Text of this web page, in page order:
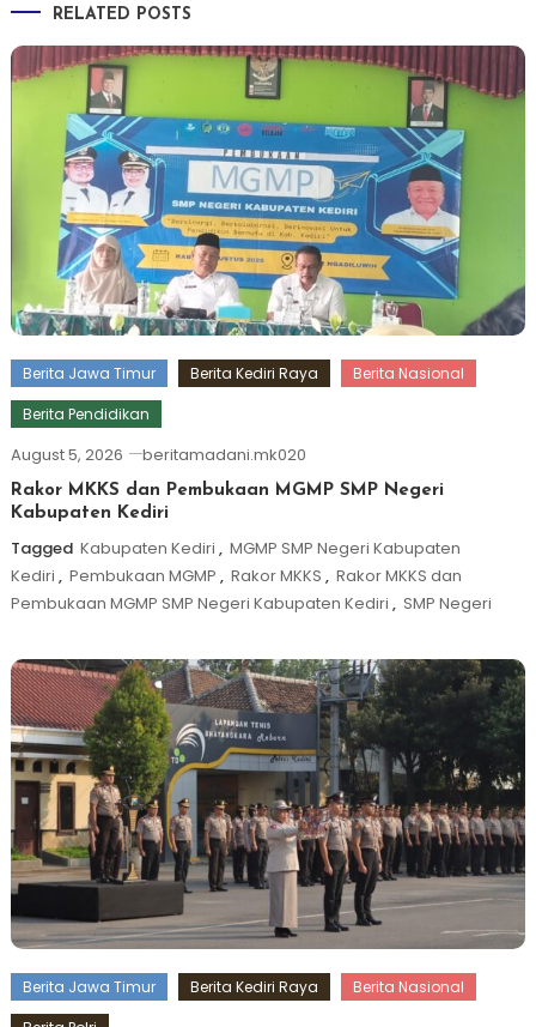
RELATED POSTS
Berita Jawa Timur Berita Kediri Raya
Berita Nasional
Berita Pendidikan
August 5, 2026 beritamadani.mk020
Rakor MKKS dan Pembukaan MGMP SMP Negeri
Kabupaten Kediri
Tagged Kabupaten Kediri , MGMP SMP Negeri Kabupaten
Kediri , Pembukaan MGMP , Rakor MKKS , Rakor MKKS dan
Pembukaan MGMP SMP Negeri Kabupaten Kediri , SMP Negeri
Berita Jawa Timur Berita Kediri Raya
Berita Nasional